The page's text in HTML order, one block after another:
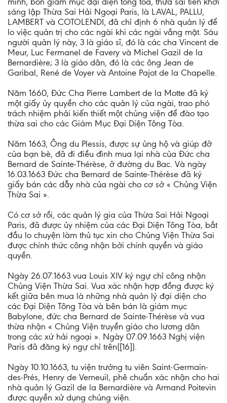
sáng lập Thừa Sai Hải Ngoại Paris, là LAVAL, PALLU,
LAMBERT và COTOLENDI, đâ chỉ định 6 nhà quản lý để
lo việc quản trị cho các ngài khi các ngài vắng mặt. Sáu
người quản lý này, 3 là giáo sĩ, đó là các cha Vincent de
Meur, Luc Fermanel de Favery và Michel Gazil de la
Bernardière; 3 là giáo dân, đó là các ông Jean de
Garibal, René de Voyer và Antoine Pajot de la Chapelle.
Năm 1660, Ðức Cha Pierre Lambert de la Motte đã ký
một giấy ủy quyền cho các quản lý của ngài, trao phó
trách nhiệm phải kiến thiết một chủng viện để đào tạo
thừa sai cho các Giám Mục Ðại Diện Tông Tòa.
Năm 1663, Ông du Plessis, được sự ủng hộ và giúp đỡ
của bạn bè, đã đi điều đình mua lại nhà của Ðức cha
Bernard de Sainte-Thérèse, ỡ đường du Bac. Và ngày
16.03.1663 Ðức cha Bernard de Sainte-Thérèse đã ký
giấy bán các dẫy nhà của ngài cho cơ sở « Chủng Viện
Thừa Sai ».
Có cơ sở rồi, các quản lý gia của Thừa Sai Hải Ngoại
Paris, đã được ủy nhiệm của các Ðại Diện Tông Tòa, bắt
đầu lo chuyện làm thủ tục xin cho Chủng Viện Thừa Sai
được chính thức công nhận bởi chính quyền và giáo
quyền.
Ngày 26.07.1663 vua Louis XIV ký ngự chỉ công nhận
Chủng Viện Thừa Sai. Vua xác nhận hợp đồng được ký
kết giữa bên mua là những nhà quản lý đại diện cho
các Ðại Diện Tông Tòa và bên bán là giám mục
Babylone, đức cha Bernard de Sainte-Thérèse và vua
thừa nhận « Chủng Viện truyền giáo cho lương dân
trong các xứ hải ngoại ». Ngày 07.09.1663 Nghị viện
Paris đã đăng ký ngự chỉ trên([16]).
Ngày 10.10.1663, tu viện trưởng tu viên Saint-Germain-
des-Prés, Henry de Verneuil, phê chuẩn xác nhận cho hai
nhà quản lý Gazil de la Bernardière và Armand Poitevin
được quyền xử dụng chủng viện.